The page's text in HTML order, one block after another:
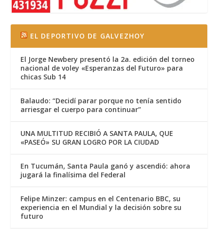
EL DEPORTIVO DE GALVEZHOY
El Jorge Newbery presentó la 2a. edición del torneo
nacional de voley «Esperanzas del Futuro» para
chicas Sub 14
Balaudo: “Decidí parar porque no tenía sentido
arriesgar el cuerpo para continuar”
UNA MULTITUD RECIBIÓ A SANTA PAULA, QUE
«PASEÓ» SU GRAN LOGRO POR LA CIUDAD
En Tucumán, Santa Paula ganó y ascendió: ahora
jugará la finalísima del Federal
Felipe Minzer: campus en el Centenario BBC, su
experiencia en el Mundial y la decisión sobre su
futuro